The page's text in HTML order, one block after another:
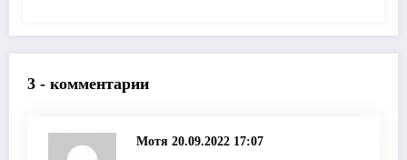
3 - комментарии
Мотя 20.09.2022 17:07